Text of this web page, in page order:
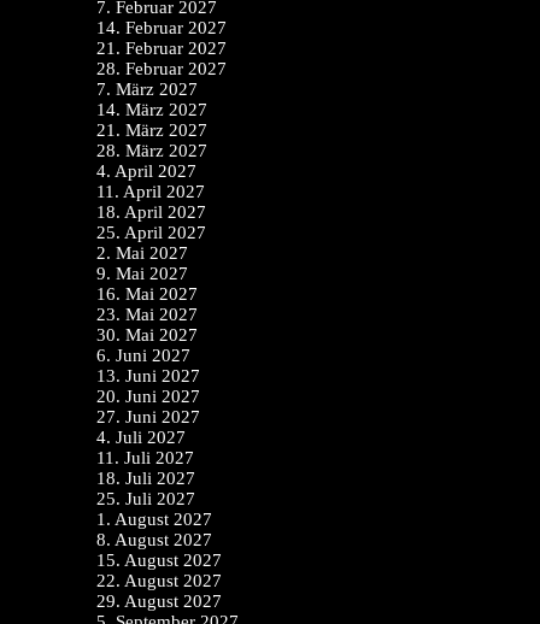
7. Februar 2027
14. Februar 2027
21. Februar 2027
28. Februar 2027
7. März 2027
14. März 2027
21. März 2027
28. März 2027
4. April 2027
11. April 2027
18. April 2027
25. April 2027
2. Mai 2027
9. Mai 2027
16. Mai 2027
23. Mai 2027
30. Mai 2027
6. Juni 2027
13. Juni 2027
20. Juni 2027
27. Juni 2027
4. Juli 2027
11. Juli 2027
18. Juli 2027
25. Juli 2027
1. August 2027
8. August 2027
15. August 2027
22. August 2027
29. August 2027